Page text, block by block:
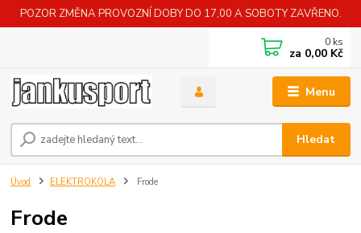
POZOR ZMĚNA PROVOZNÍ DOBY DO 17,00 A SOBOTY ZAVŘENO.
Menu
Hledat
0 ks
za 0,00 Kč
Úvod ELEKTROKOLA Frode
Frode